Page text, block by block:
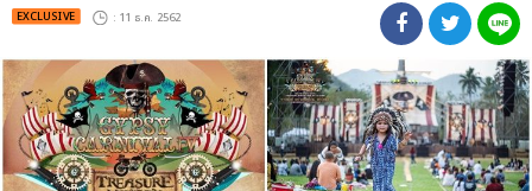
EXCLUSIVE : 11 ธ.ค. 2562